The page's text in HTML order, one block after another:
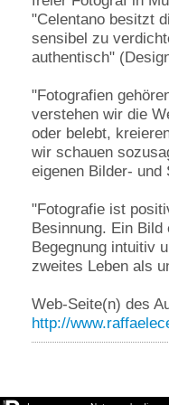
"Celentano besitzt
sensibel zu
authentisch"
"Fotografien
verstehen wir die
oder belebt,
wir schauen
eigenen Bilder- und
"Fotografie ist
Besinnung. Ein
Begegnung intuitiv
zweites Leben als
Web-Seite(n) des
http://